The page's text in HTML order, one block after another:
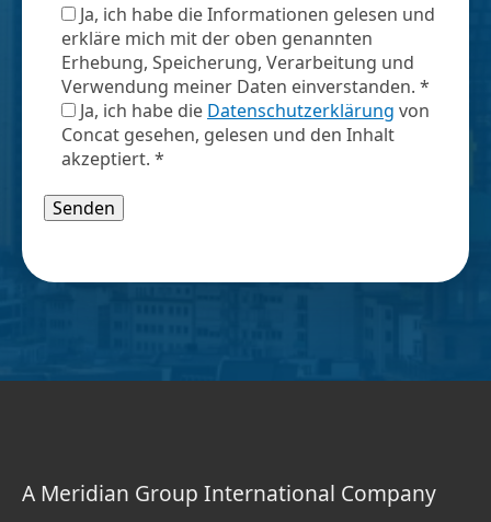
Ja, ich habe die Informationen gelesen und
erkläre mich mit der oben genannten
Erhebung, Speicherung, Verarbeitung und
Verwendung meiner Daten einverstanden. *
Ja, ich habe die Datenschutzerklärung von
Concat gesehen, gelesen und den Inhalt
akzeptiert. *
A Meridian Group International Company